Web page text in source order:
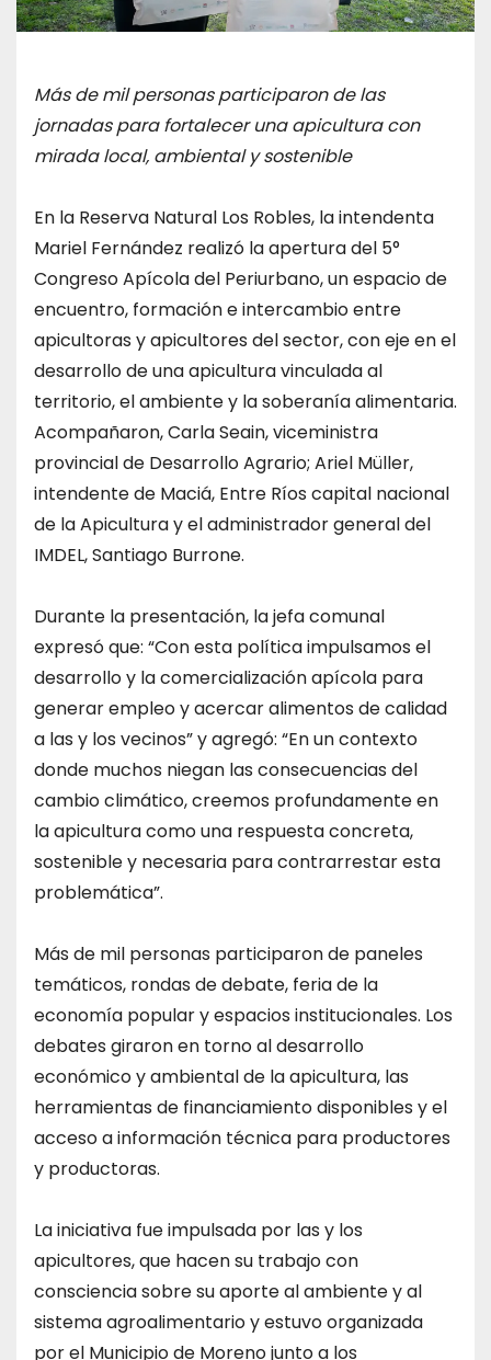
Más de mil personas participaron de las
jornadas para fortalecer una apicultura con
mirada local, ambiental y sostenible
En la Reserva Natural Los Robles, la intendenta
Mariel Fernández realizó la apertura del 5°
Congreso Apícola del Periurbano, un espacio de
encuentro, formación e intercambio entre
apicultoras y apicultores del sector, con eje en el
desarrollo de una apicultura vinculada al
territorio, el ambiente y la soberanía alimentaria.
Acompañaron, Carla Seain, viceministra
provincial de Desarrollo Agrario; Ariel Müller,
intendente de Maciá, Entre Ríos capital nacional
de la Apicultura y el administrador general del
IMDEL, Santiago Burrone.
Durante la presentación, la jefa comunal
expresó que: “Con esta política impulsamos el
desarrollo y la comercialización apícola para
generar empleo y acercar alimentos de calidad
a las y los vecinos” y agregó: “En un contexto
donde muchos niegan las consecuencias del
cambio climático, creemos profundamente en
la apicultura como una respuesta concreta,
sostenible y necesaria para contrarrestar esta
problemática”.
Más de mil personas participaron de paneles
temáticos, rondas de debate, feria de la
economía popular y espacios institucionales. Los
debates giraron en torno al desarrollo
económico y ambiental de la apicultura, las
herramientas de financiamiento disponibles y el
acceso a información técnica para productores
y productoras.
La iniciativa fue impulsada por las y los
apicultores, que hacen su trabajo con
consciencia sobre su aporte al ambiente y al
sistema agroalimentario y estuvo organizada
por el Municipio de Moreno junto a los